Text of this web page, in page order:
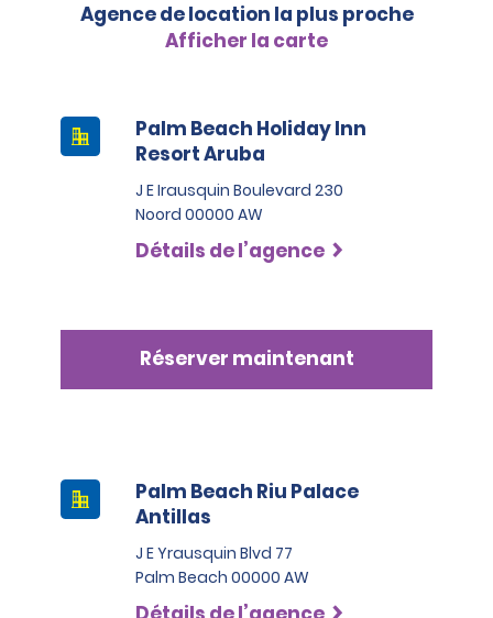
Agence de location la plus proche
Afficher la carte
Palm Beach Holiday Inn
Resort Aruba
J E Irausquin Boulevard 230
Noord 00000 AW
Détails de l’agence
Réserver maintenant
Palm Beach Riu Palace
Antillas
J E Yrausquin Blvd 77
Palm Beach 00000 AW